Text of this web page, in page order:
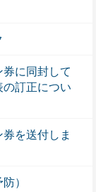
に同封して
訂正につい
を送付しま
）